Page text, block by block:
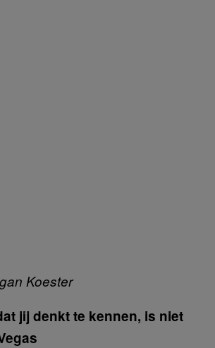
Koester
jij denkt te kennen, is niet